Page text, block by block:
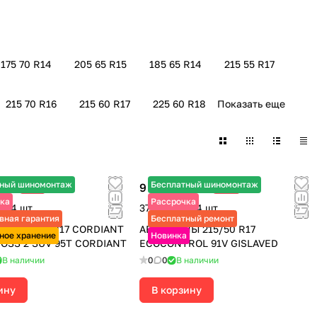
175 70 R14 205 65 R15 185 65 R14 215 55 R17
215 70 R16 215 60 R17 225 60 R18 Показать еще
шиномонтаж
гарантия
хранение
₽ -7%
4 шт.
215/50 R17 CORDIANT
2 SUV 95T CORDIANT
В наличии
Бесплатный шиномонтаж
Рассрочка
Бесплатный ремонт
Новинка
9 455 ₽10 390 ₽ -9%
37 820 ₽ за 4 шт.
АВТОШИНЫ 215/50 R17
ECOCONTROL 91V GISLAVED
0 0 В наличии
В корзину